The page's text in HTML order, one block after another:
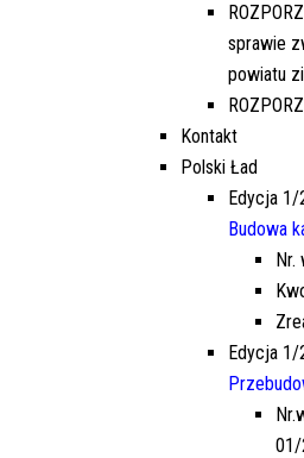
NR.WNIOSKU:
3PGR/2021/
KWOTA
1.540.206,00 ZŁ
ZREALIZOWANE
EDYCJA 6PGR/2023
PRZEBUDOWA
MIEJSCOWOŚCIACH
NR.WNIOSKU:
6PGR/2023/
KWOTA
1.950.200,00 ZŁ
sprawie
powiatu
Kontakt
Polski Ład
Edycja 1/
Budowa
Nr.
Edycja 1/
01/